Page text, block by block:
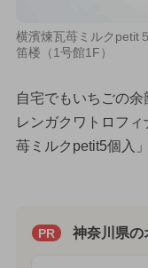
横濱煉瓦苺ミルクpetit
笛楼（1号館1F）
自宅でもいちごの
レンガクワトロフ
苺ミルクpetit5個入
PR 神奈川県の